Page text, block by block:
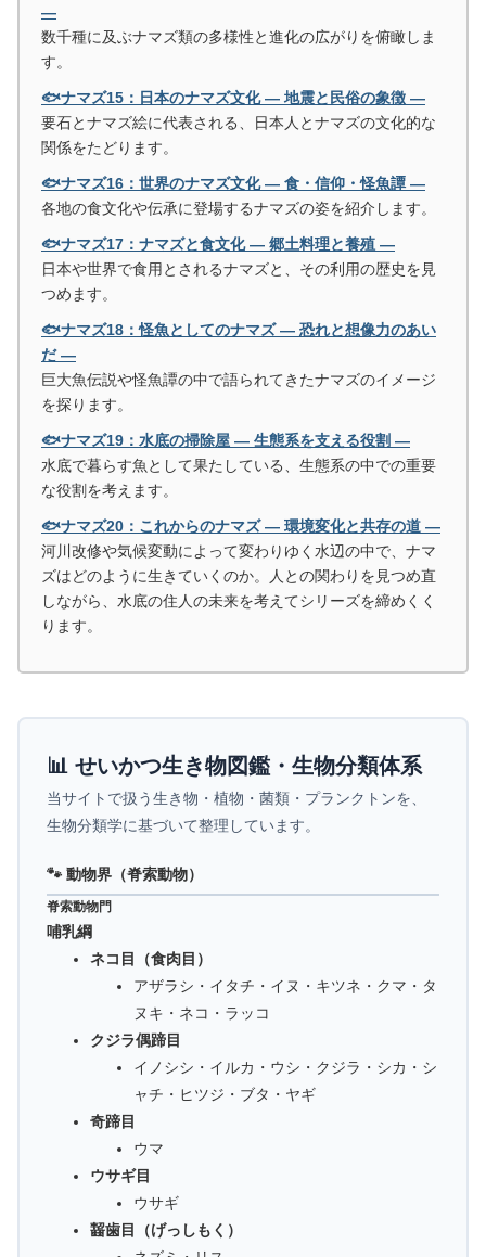
―
数千種に及ぶナマズ類の多様性と進化の広がりを俯瞰しま
す。
🐟ナマズ15：日本のナマズ文化 ― 地震と民俗の象徴 ―
要石とナマズ絵に代表される、日本人とナマズの文化的な
関係をたどります。
🐟ナマズ16：世界のナマズ文化 ― 食・信仰・怪魚譚 ―
各地の食文化や伝承に登場するナマズの姿を紹介します。
🐟ナマズ17：ナマズと食文化 ― 郷土料理と養殖 ―
日本や世界で食用とされるナマズと、その利用の歴史を見
つめます。
🐟ナマズ18：怪魚としてのナマズ ― 恐れと想像力のあい
だ ―
巨大魚伝説や怪魚譚の中で語られてきたナマズのイメージ
を探ります。
🐟ナマズ19：水底の掃除屋 ― 生態系を支える役割 ―
水底で暮らす魚として果たしている、生態系の中での重要
な役割を考えます。
🐟ナマズ20：これからのナマズ ― 環境変化と共存の道 ―
河川改修や気候変動によって変わりゆく水辺の中で、ナマ
ズはどのように生きていくのか。人との関わりを見つめ直
しながら、水底の住人の未来を考えてシリーズを締めくく
ります。
📊 せいかつ生き物図鑑・生物分類体系
当サイトで扱う生き物・植物・菌類・プランクトンを、
生物分類学に基づいて整理しています。
🐾 動物界（脊索動物）
脊索動物門
哺乳綱
ネコ目（食肉目）
アザラシ・イタチ・イヌ・キツネ・クマ・タ
ヌキ・ネコ・ラッコ
クジラ偶蹄目
イノシシ・イルカ・ウシ・クジラ・シカ・シ
ャチ・ヒツジ・ブタ・ヤギ
奇蹄目
ウマ
ウサギ目
ウサギ
齧歯目（げっしもく）